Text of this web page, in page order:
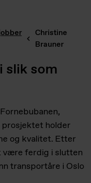
Christine
Brauner
slik som
prosjektet holder
og kvalitet. Etter
være ferdig i slutten
transportåre i Oslo